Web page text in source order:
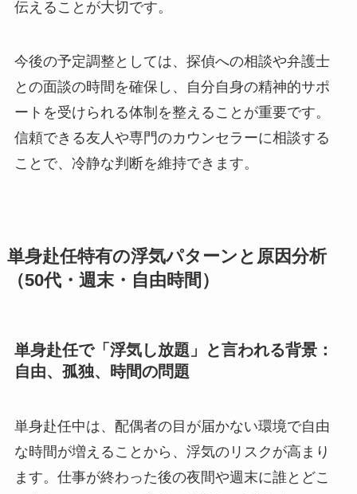
伝えることが大切です。
今後の予定調整としては、探偵への相談や弁護士
との面談の時間を確保し、自分自身の精神的サポ
ートを受けられる体制を整えることが重要です。
信頼できる友人や専門のカウンセラーに相談する
ことで、冷静な判断を維持できます。
単身赴任特有の浮気パターンと原因分析
（50代・週末・自由時間）
単身赴任で「浮気し放題」と言われる背景：
自由、孤独、時間の問題
単身赴任中は、配偶者の目が届かない環境で自由
な時間が増えることから、浮気のリスクが高まり
ます。仕事が終わった後の夜間や週末に誰とどこ